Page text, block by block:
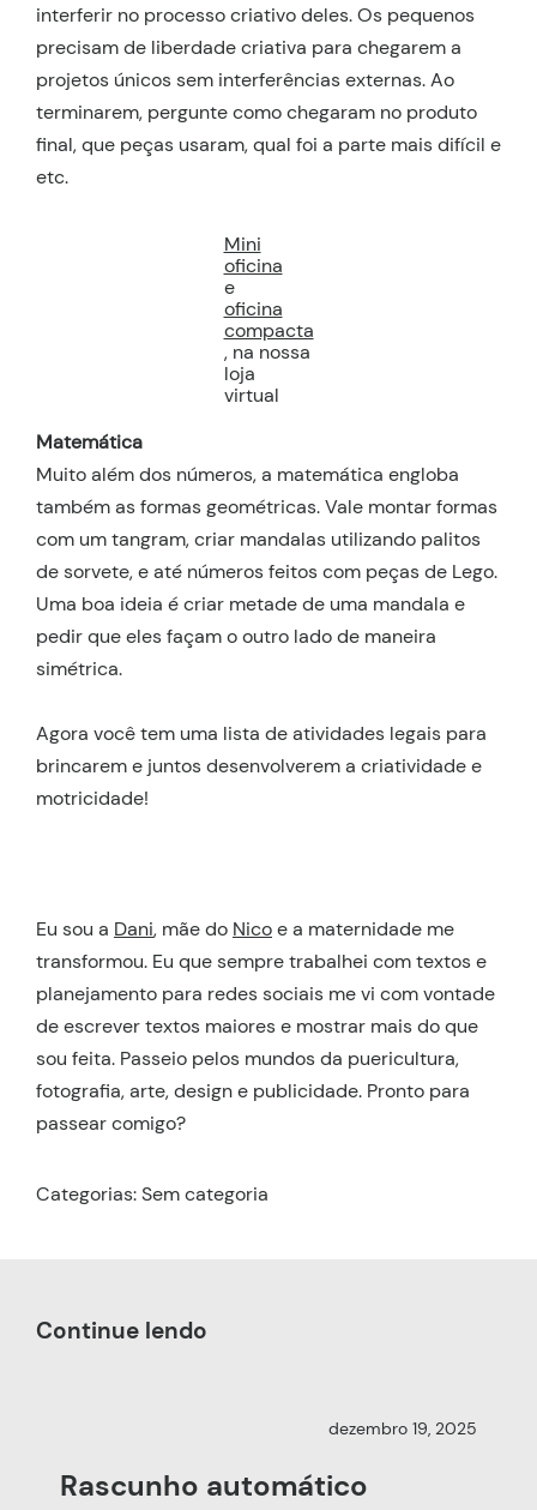
interferir no processo criativo deles. Os pequenos
precisam de liberdade criativa para chegarem a
projetos únicos sem interferências externas. Ao
terminarem, pergunte como chegaram no produto
final, que peças usaram, qual foi a parte mais difícil e
etc.
Mini
oficina
e
oficina
compacta
, na nossa
loja
virtual
Matemática
Muito além dos números, a matemática engloba
também as formas geométricas. Vale montar formas
com um tangram, criar mandalas utilizando palitos
de sorvete, e até números feitos com peças de Lego.
Uma boa ideia é criar metade de uma mandala e
pedir que eles façam o outro lado de maneira
simétrica.
Agora você tem uma lista de atividades legais para
brincarem e juntos desenvolverem a criatividade e
motricidade!
Eu sou a Dani, mãe do Nicoe a maternidade me
transformou. Eu que sempre trabalhei com textos e
planejamento para redes sociais me vi com vontade
de escrever textos maiores e mostrar mais do que
sou feita. Passeio pelos mundos da puericultura,
fotografia, arte, design e publicidade. Pronto para
passear comigo?
Categorias: Sem categoria
Continue lendo
dezembro 19, 2025
Rascunho automático